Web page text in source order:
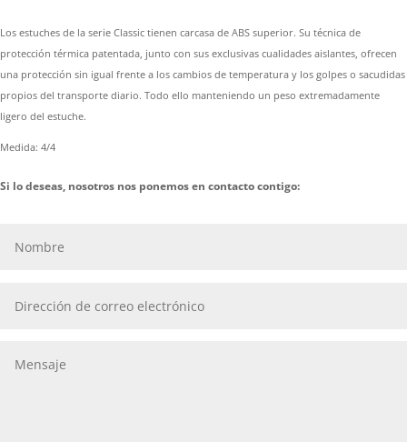
Los estuches de la serie Classic tienen carcasa de ABS superior. Su técnica de
protección térmica patentada, junto con sus exclusivas cualidades aislantes, ofrecen
una protección sin igual frente a los cambios de temperatura y los golpes o sacudidas
propios del transporte diario. Todo ello manteniendo un peso extremadamente
ligero del estuche.
Medida: 4/4
Si lo deseas, nosotros nos ponemos en contacto contigo: